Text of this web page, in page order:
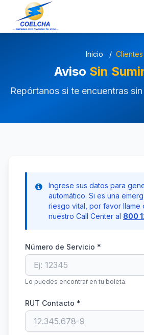
Inicio / Clientes
Aviso Sin
Repórtanos si te encuentras
Ingrese sus datos para
automático. Si es una
riesgo vital, por favor llame
nuestro Call Center al 800
Número de Servicio *
Lo puedes encontrar en tu boleta.
RUT Contacto *